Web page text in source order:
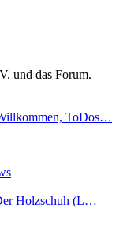
und das Forum.
ToDos…
Holzschuh (L…